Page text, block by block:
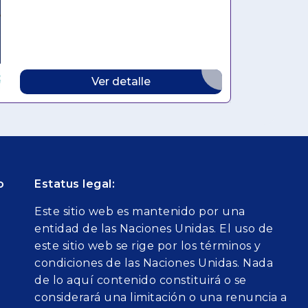
affordability along the import-to-
distributor pathway.
Ver detalle
Estatus legal:
Este sitio web es mantenido por una
entidad de las Naciones Unidas. El uso de
este sitio web se rige por los términos y
condiciones de las Naciones Unidas. Nada
de lo aquí contenido constituirá o se
considerará una limitación o una renuncia a